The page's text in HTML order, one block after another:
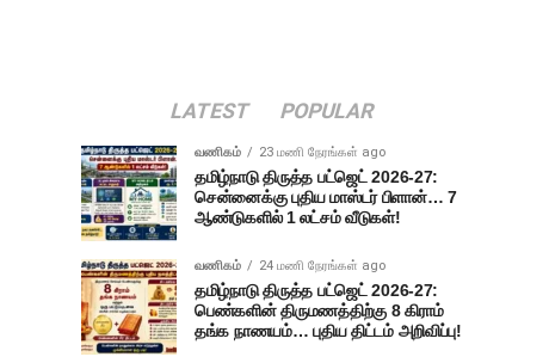
LATEST POPULAR
வணிகம் 23 மணி நேரங்கள் ago
தமிழ்நாடு திருத்த பட்ஜெட் 2026-27:
சென்னைக்கு புதிய மாஸ்டர் பிளான்… 7
ஆண்டுகளில் 1 லட்சம் வீடுகள்!
வணிகம் 24 மணி நேரங்கள் ago
தமிழ்நாடு திருத்த பட்ஜெட் 2026-27:
பெண்களின் திருமணத்திற்கு 8 கிராம்
தங்க நாணயம்… புதிய திட்டம் அறிவிப்பு!